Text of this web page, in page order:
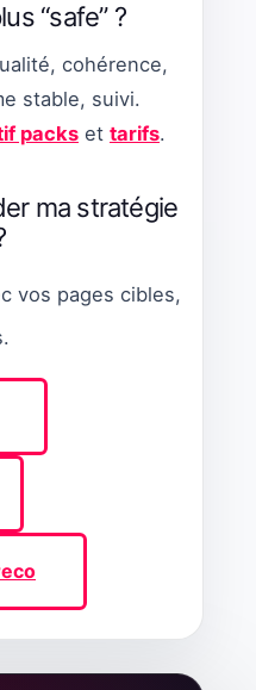
“safe” ?
cohérence,
stable, suivi.
packs et tarifs.
ma stratégie
vos pages cibles,